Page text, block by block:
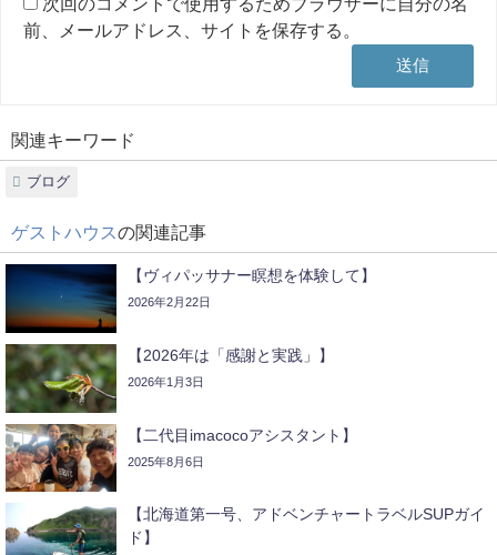
次回のコメントで使用するためブラウザーに自分の名
前、メールアドレス、サイトを保存する。
関連キーワード
ブログ
ゲストハウスの関連記事
【ヴィパッサナー瞑想を体験して】
2026年2月22日
【2026年は「感謝と実践」】
2026年1月3日
【二代目imacocoアシスタント】
2025年8月6日
【北海道第一号、アドベンチャートラベルSUPガイ
ド】